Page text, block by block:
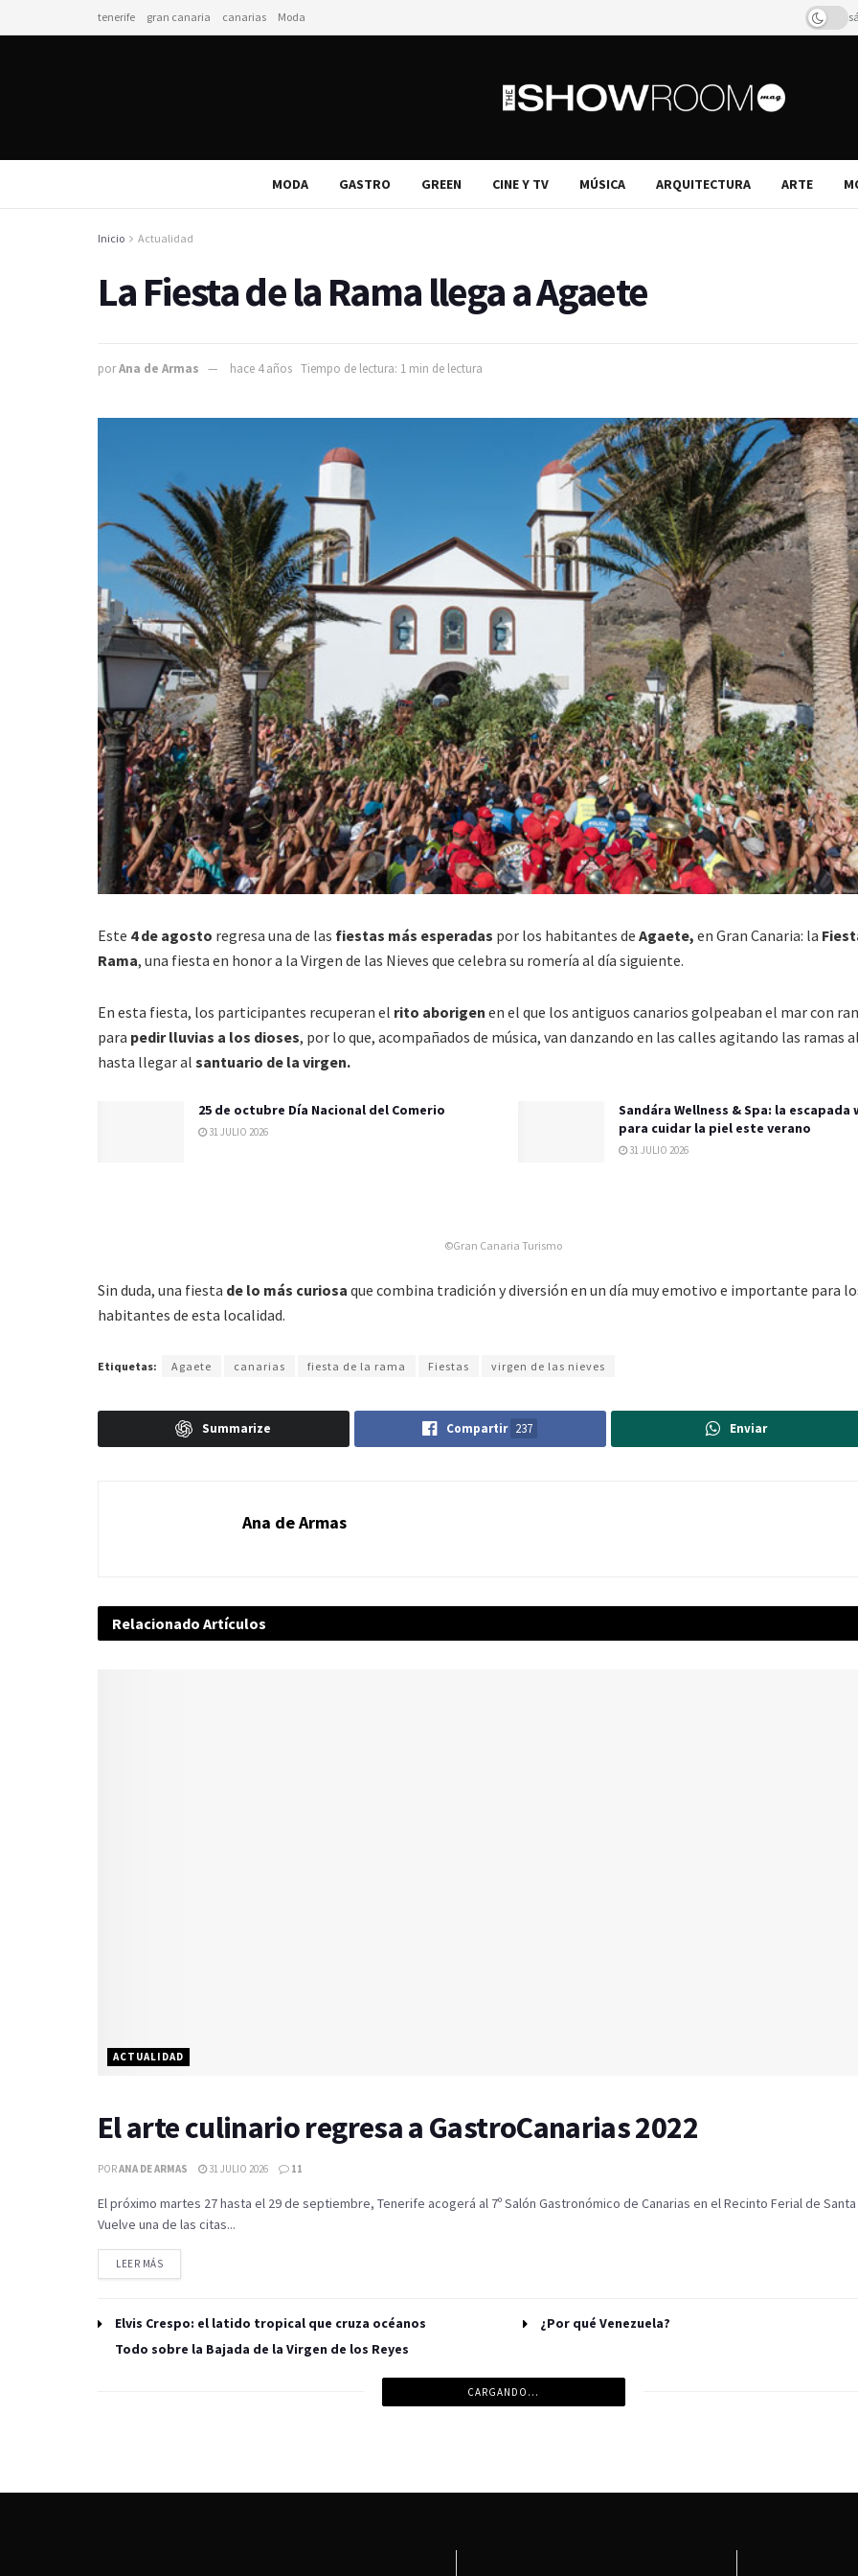
tenerife gran canaria canarias Moda
MODA GASTRO GREEN CINE Y TV MÚSICA ARQUITECTURA ARTE
Inicio Actualidad
La Fiesta de la Rama llega a Agaete
porAna de Armas hace 4 años Tiempo de lectura: 1 min de lectura
Este 4 de agosto regresa una de las fiestas más esperadas por los habitantes de Agaete, en Gran Canaria: la
Rama, una fiesta en honor a la Virgen de las Nieves que celebra su romería al día siguiente.
En esta fiesta, los participantes recuperan el rito aborigen en el que los antiguos canarios golpeaban el mar con
para pedir lluvias a los dioses, por lo que, acompañados de música, van danzando en las calles agitando las ramas
hasta llegar al santuario de la virgen.
25 de octubre Día Nacional del Comerio
31 JULIO 2026
Sandára Wellness & Spa: la escapada
para cuidar la piel este verano
31 JULIO 2026
©Gran Canaria Turismo
Sin duda, una fiesta de lo más curiosa que combina tradición y diversión en un día muy emotivo e importante para
habitantes de esta localidad.
Etiquetas: Agaete canarias fiesta de la rama Fiestas virgen de las nieves
Summarize Compartir 237 Enviar
Ana de Armas
Relacionado Artículos
ACTUALIDAD
El arte culinario regresa a GastroCanarias 2022
PORANA DE ARMAS 31 JULIO 2026 11
El próximo martes 27 hasta el 29 de septiembre, Tenerife acogerá al 7º Salón Gastronómico de Canarias en el Recinto Ferial de Santa
Vuelve una de las citas...
LEER MÁS
Elvis Crespo: el latido tropical que cruza océanos
Todo sobre la Bajada de la Virgen de los Reyes
¿Por qué Venezuela?
CARGANDO...